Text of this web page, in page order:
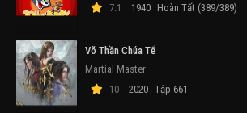
7.1
1940 Hoàn Tất (389/389)
Võ Thần Chúa Tể
Martial Master
10
2020 Tập 661